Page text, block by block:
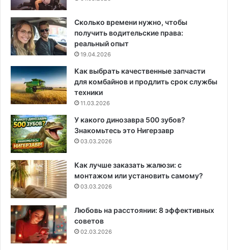
Сколько времени нужно, чтобы
получить водительские права:
реальный опыт
19.04.2026
Как выбрать качественные запчасти
для комбайнов и продлить срок службы
техники
11.03.2026
У какого динозавра 500 зубов?
Знакомьтесь это Нигерзавр
03.03.2026
Как лучше заказать жалюзи: с
монтажом или установить самому?
03.03.2026
Любовь на расстоянии: 8 эффективных
советов
02.03.2026